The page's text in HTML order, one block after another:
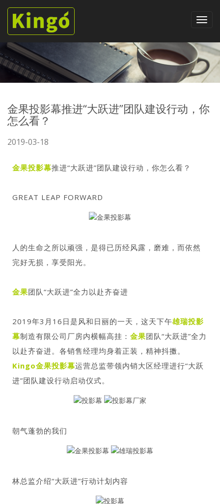
金果投影幕推进“大跃进”团队建设行动，你
怎么看？
2019-03-18
金果投影幕推进“大跃进”团队建设行动，你怎么看？
GREAT LEAP FORWARD
人的生命之所以顽强，是得已历经风露，磨难，而依然
完好无损，享受阳光。
金果团队“大跃进”全力以赴齐奋进
2019年3月16日是风和日丽的一天，这天下午雄瑞投影
幕制造有限公司厂房内横幅高挂： 金果团队“大跃进”全力
以赴齐奋进。各销售经理均身着正装，精神抖擞。
Kingo金果投影幕运营总监带领内销大区经理进行“大跃
进”团队建设行动启动仪式。
朝气蓬勃的我们
林总监介绍“大跃进”行动计划内容